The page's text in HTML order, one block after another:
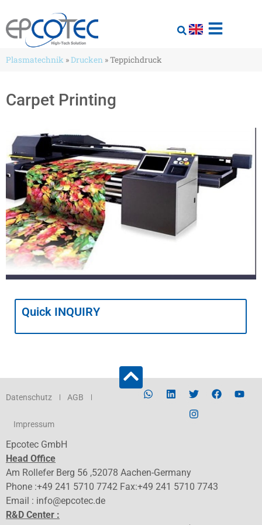
Plasmatechnik »Drucken »Teppichdruck
Carpet Printing
Quick INQUIRY
Datenschutz AGB
Impressum
Epcotec GmbH
Head Office
Am Rollefer Berg 56 ,52078 Aachen-Germany
Phone :+49 241 5710 7742 Fax:+49 241 5710 7743
Email : info@epcotec.de
R&D Center :